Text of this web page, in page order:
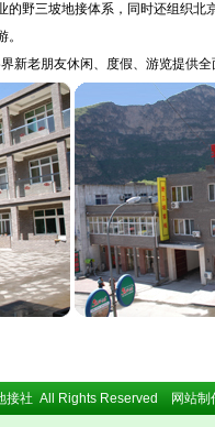
野三坡地接体系，同时还组织北
新老朋友休闲、度假、游览提供全
接社 All Rights Reserved 网站制